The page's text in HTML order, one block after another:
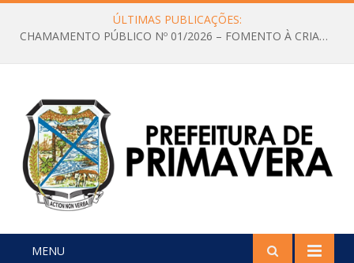
ÚLTIMAS PUBLICAÇÕES:
CHAMAMENTO PÚBLICO Nº 01/2026 – FOMENTO À CRIAÇÃO E A CIRCULAÇÃO DE PRODUÇÕES CULTURAIS – Aldir Blanc
MENU